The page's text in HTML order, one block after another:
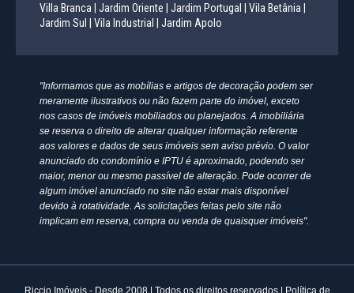
Villa Branca |
Jardim Oriente | Jardim Portugal |
Vila Betânia |
Jardim Sul |
Vila Industrial | Jardim Apolo
"Informamos que as mobílias e artigos de decoração podem ser
meramente ilustrativos ou não fazem parte do imóvel, exceto
nos casos de imóveis mobiliados ou planejados. A imobiliária
se reserva o direito de alterar qualquer informação referente
aos valores e dados de seus imóveis sem aviso prévio. O valor
anunciado do condomínio e IPTU é aproximado, podendo ser
maior, menor ou mesmo passível de alteração. Pode ocorrer de
algum imóvel anunciado no site não estar mais disponível
devido à rotatividade. As solicitações feitas pelo site não
implicam em reserva, compra ou venda de quaisquer imóveis".
Riccio Imóveis - Desde 2008 | Todos os direitos reservados | Política de